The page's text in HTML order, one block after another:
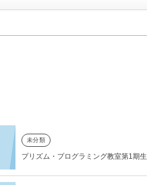
未分類
プリズム・プログラミング教室第1期生